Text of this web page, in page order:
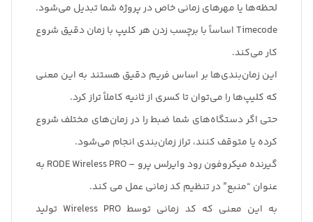
لحظه‌ها یا مهرهای زمانی خاص در پروژه شما تبدیل می‌شود.
Timecode اساساً با برچسب زدن هر کلیپ با زمان دقیق شروع
کار می‌کند.
این زمان‌بندی‌ها بر اساس فریم دقیق هستند به این معنی
که کلیپ‌ها را می‌توان تا کسری از ثانیه کاملاً تراز کرد.
حتی اگر دستگاه‌های شما ضبط را در زمان‌های مختلف شروع
کرده یا متوقف کنند، تراز زمان‌بندی انجام می‌شود.
گیرنده میکروفون رود وایرلس پرو – RODE Wireless PRO به
عنوان “منبع” در تنظیم کد زمانی عمل می کند.
به این معنی که کد زمانی توسط Wireless PRO تولید